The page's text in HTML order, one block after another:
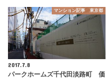
マンション記事 東京都
2017.7.8
パークホームズ千代田淡路町 価